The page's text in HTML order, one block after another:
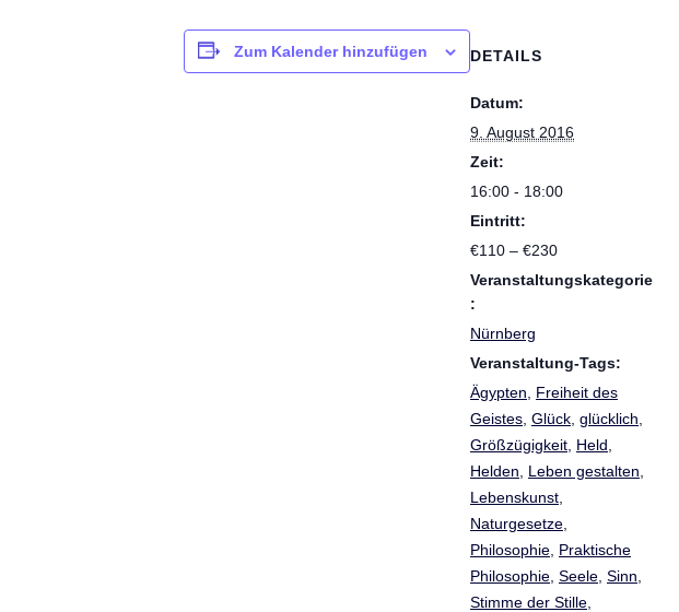
Zum Kalender hinzufügen DETAILS
Datum:
9. August 2016
Zeit:
16:00 - 18:00
Eintritt:
€110 – €230
Veranstaltungskategorie
:
Nürnberg
Veranstaltung-Tags:
Ägypten
Freiheit des
Geistes Glück glücklich
Größzügigkeit Held
Helden
Leben gestalten
Lebenskunst
Naturgesetze
Philosophie Praktische
Philosophie Seele Sinn
Stimme der Stille